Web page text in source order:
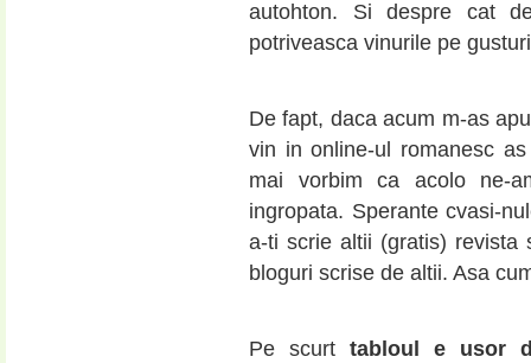
autohton. Si despre cat
potriveasca vinurile pe
De fapt, daca acum m-as
vin in online-ul romanesc
mai vorbim ca acolo ne-
ingropata. Sperante cvasi-
a-ti scrie altii (gratis)
bloguri scrise de altii. Asa
Pe scurt tabloul e usor